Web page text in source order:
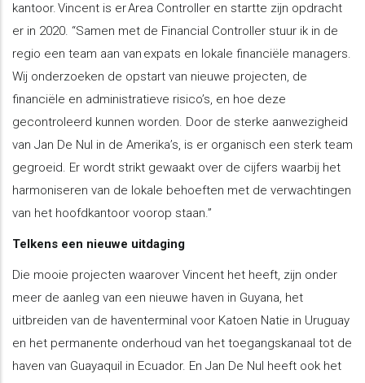
kantoor. Vincent is er Area Controller en startte zijn opdracht
er in 2020. “Samen met de Financial Controller stuur ik in de
regio een team aan van expats en lokale financiële managers.
Wij onderzoeken de opstart van nieuwe projecten, de
financiële en administratieve risico’s, en hoe deze
gecontroleerd kunnen worden. Door de sterke aanwezigheid
van Jan De Nul in de Amerika’s, is er organisch een sterk team
gegroeid. Er wordt strikt gewaakt over de cijfers waarbij het
harmoniseren van de lokale behoeften met de verwachtingen
van het hoofdkantoor voorop staan.”
Telkens een nieuwe uitdaging
Die mooie projecten waarover Vincent het heeft, zijn onder
meer de aanleg van een nieuwe haven in Guyana, het
uitbreiden van de haventerminal voor Katoen Natie in Uruguay
en het permanente onderhoud van het toegangskanaal tot de
haven van Guayaquil in Ecuador. En Jan De Nul heeft ook het